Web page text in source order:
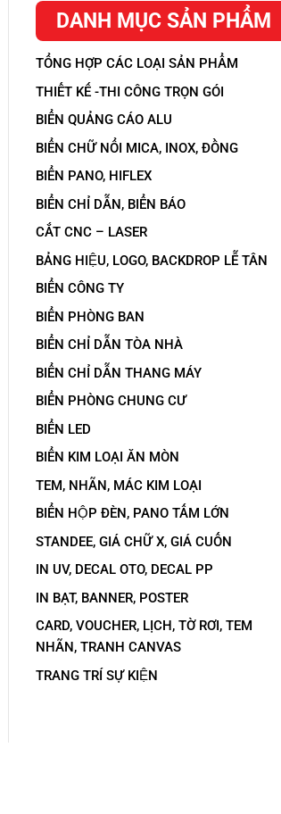
DANH MỤC SẢN PHẨM
TỔNG HỢP CÁC LOẠI SẢN PHẨM
THIẾT KẾ -THI CÔNG TRỌN GÓI
BIỂN QUẢNG CÁO ALU
BIỂN CHỮ NỔI MICA, INOX, ĐỒNG
BIỂN PANO, HIFLEX
BIỂN CHỈ DẪN, BIỂN BÁO
CẮT CNC – LASER
BẢNG HIỆU, LOGO, BACKDROP LỄ TÂN
BIỂN CÔNG TY
BIỂN PHÒNG BAN
BIỂN CHỈ DẪN TÒA NHÀ
BIỂN CHỈ DẪN THANG MÁY
BIỂN PHÒNG CHUNG CƯ
BIỂN LED
BIỂN KIM LOẠI ĂN MÒN
TEM, NHÃN, MÁC KIM LOẠI
BIỂN HỘP ĐÈN, PANO TẤM LỚN
STANDEE, GIÁ CHỮ X, GIÁ CUỐN
IN UV, DECAL OTO, DECAL PP
IN BẠT, BANNER, POSTER
CARD, VOUCHER, LỊCH, TỜ RƠI, TEM
NHÃN, TRANH CANVAS
TRANG TRÍ SỰ KIỆN